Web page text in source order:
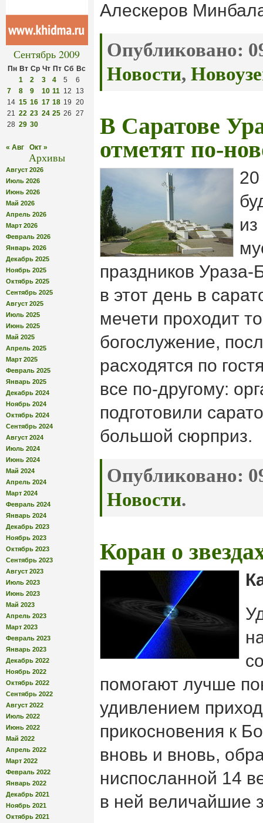
Сентябрь 2009
Пн Вт Ср Чт Пт Сб Вс
1
2 3 4 5
6
7
8 9 10 11 12
13
14 15 16 17 18 19 20
21
22 23 24 25 26 27
28 29 30
« Авг Окт »
Архивы
Август 2026
Июль 2026
Июнь 2026
Май 2026
Апрель 2026
Март 2026
Февраль 2026
Январь 2026
Декабрь 2025
Ноябрь 2025
Октябрь 2025
Сентябрь 2025
Август 2025
Июль 2025
Июнь 2025
Май 2025
Апрель 2025
Март 2025
Февраль 2025
Январь 2025
Декабрь 2024
Ноябрь 2024
Октябрь 2024
Сентябрь 2024
Август 2024
Июль 2024
Июнь 2024
Май 2024
Апрель 2024
Март 2024
Февраль 2024
Январь 2024
Декабрь 2023
Ноябрь 2023
Октябрь 2023
Сентябрь 2023
Август 2023
Июль 2023
Июнь 2023
Май 2023
Апрель 2023
Март 2023
Февраль 2023
Январь 2023
Декабрь 2022
Ноябрь 2022
Октябрь 2022
Сентябрь 2022
Август 2022
Июль 2022
Июнь 2022
Май 2022
Апрель 2022
Март 2022
Февраль 2022
Январь 2022
Декабрь 2021
Ноябрь 2021
Октябрь 2021
Алескеров
Опубликовано:
Новости,
В Саратове
отметят по-
праздников
в этот день в
мечети проходит
богослужение,
расходятся по
все по-другому:
подготовили
большой сюрприз.
Опубликовано:
Новости.
Коран о
помогают лучше
удивлением
прикосновения к
вновь и вновь,
ниспосланной 14
в ней величайшие